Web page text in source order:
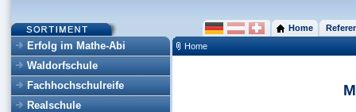
Erfolg im Mathe-Abi
Waldorfschule
Fachhochschulreife
Realschule
Home
Home